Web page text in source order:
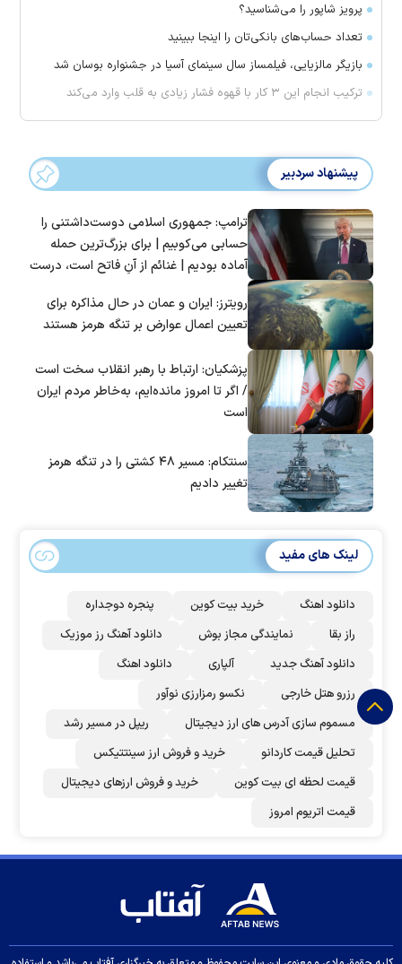
پرویز شاپور را می‌شناسید؟
تعداد حساب‌های بانکی‌تان را اینجا ببینید
بازیگر مالزیایی، فیلمساز سال سینمای آسیا در جشنواره بوسان شد
ترکیب انجام این ۳ کار با قهوه فشار زیادی به قلب وارد می‌کند
پیشنهاد سردبیر
ترامپ: جمهوری اسلامی دوست‌داشتنی را
حسابی می‌کوبیم | برای بزرگ‌ترین حمله
آماده بودیم | غنائم از آنِ فاتح است، درست
رویترز: ایران و عمان در حال مذاکره برای
تعیین اعمال عوارض بر تنگه هرمز هستند
پزشکیان: ارتباط با رهبر انقلاب سخت است
/ اگر تا امروز مانده‌ایم، به‌خاطر مردم ایران
است
سنتکام: مسیر ۴۸ کشتی را در تنگه هرمز
تغییر دادیم
لینک های مفید
دانلود اهنگ خرید بیت کوین
پنجره دوجداره
راز بقا
نمایندگی مجاز بوش
دانلود آهنگ رز‌ موزیک
دانلود آهنگ جدید
آلپاری
دانلود اهنگ
رزرو هتل خارجی
نکسو رمزارزی نوآور
مسموم سازی آدرس های ارز دیجیتال
ریپل در مسیر رشد
تحلیل قیمت کاردانو
خرید و فروش ارز سینتتیکس
قیمت لحظه ای بیت کوین
خرید و فروش ارزهای دیجیتال
قیمت اتریوم امروز